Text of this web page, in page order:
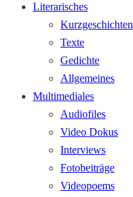
Literarisches
Kurzgeschichten
Texte
Gedichte
Allgemeines
Multimediales
Audiofiles
Video Dokus
Interviews
Fotobeiträge
Videopoems